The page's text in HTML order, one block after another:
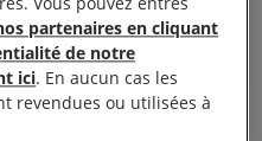
vérité.
d’Amnesty International
partenaires en cliquant
de notre
ici. En aucun cas les
revendues ou utilisées à